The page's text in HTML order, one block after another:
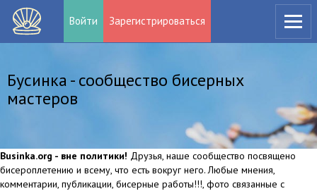
Войти Зарегистрироваться
Бусинка - сообщество бисерных
мастеров
Businka.org - вне политики! Друзья, наше сообщество посвящено
бисероплетению и всему, что есть вокруг него. Любые мнения,
комментарии, публикации, бисерные работы!!!, фото связанные с